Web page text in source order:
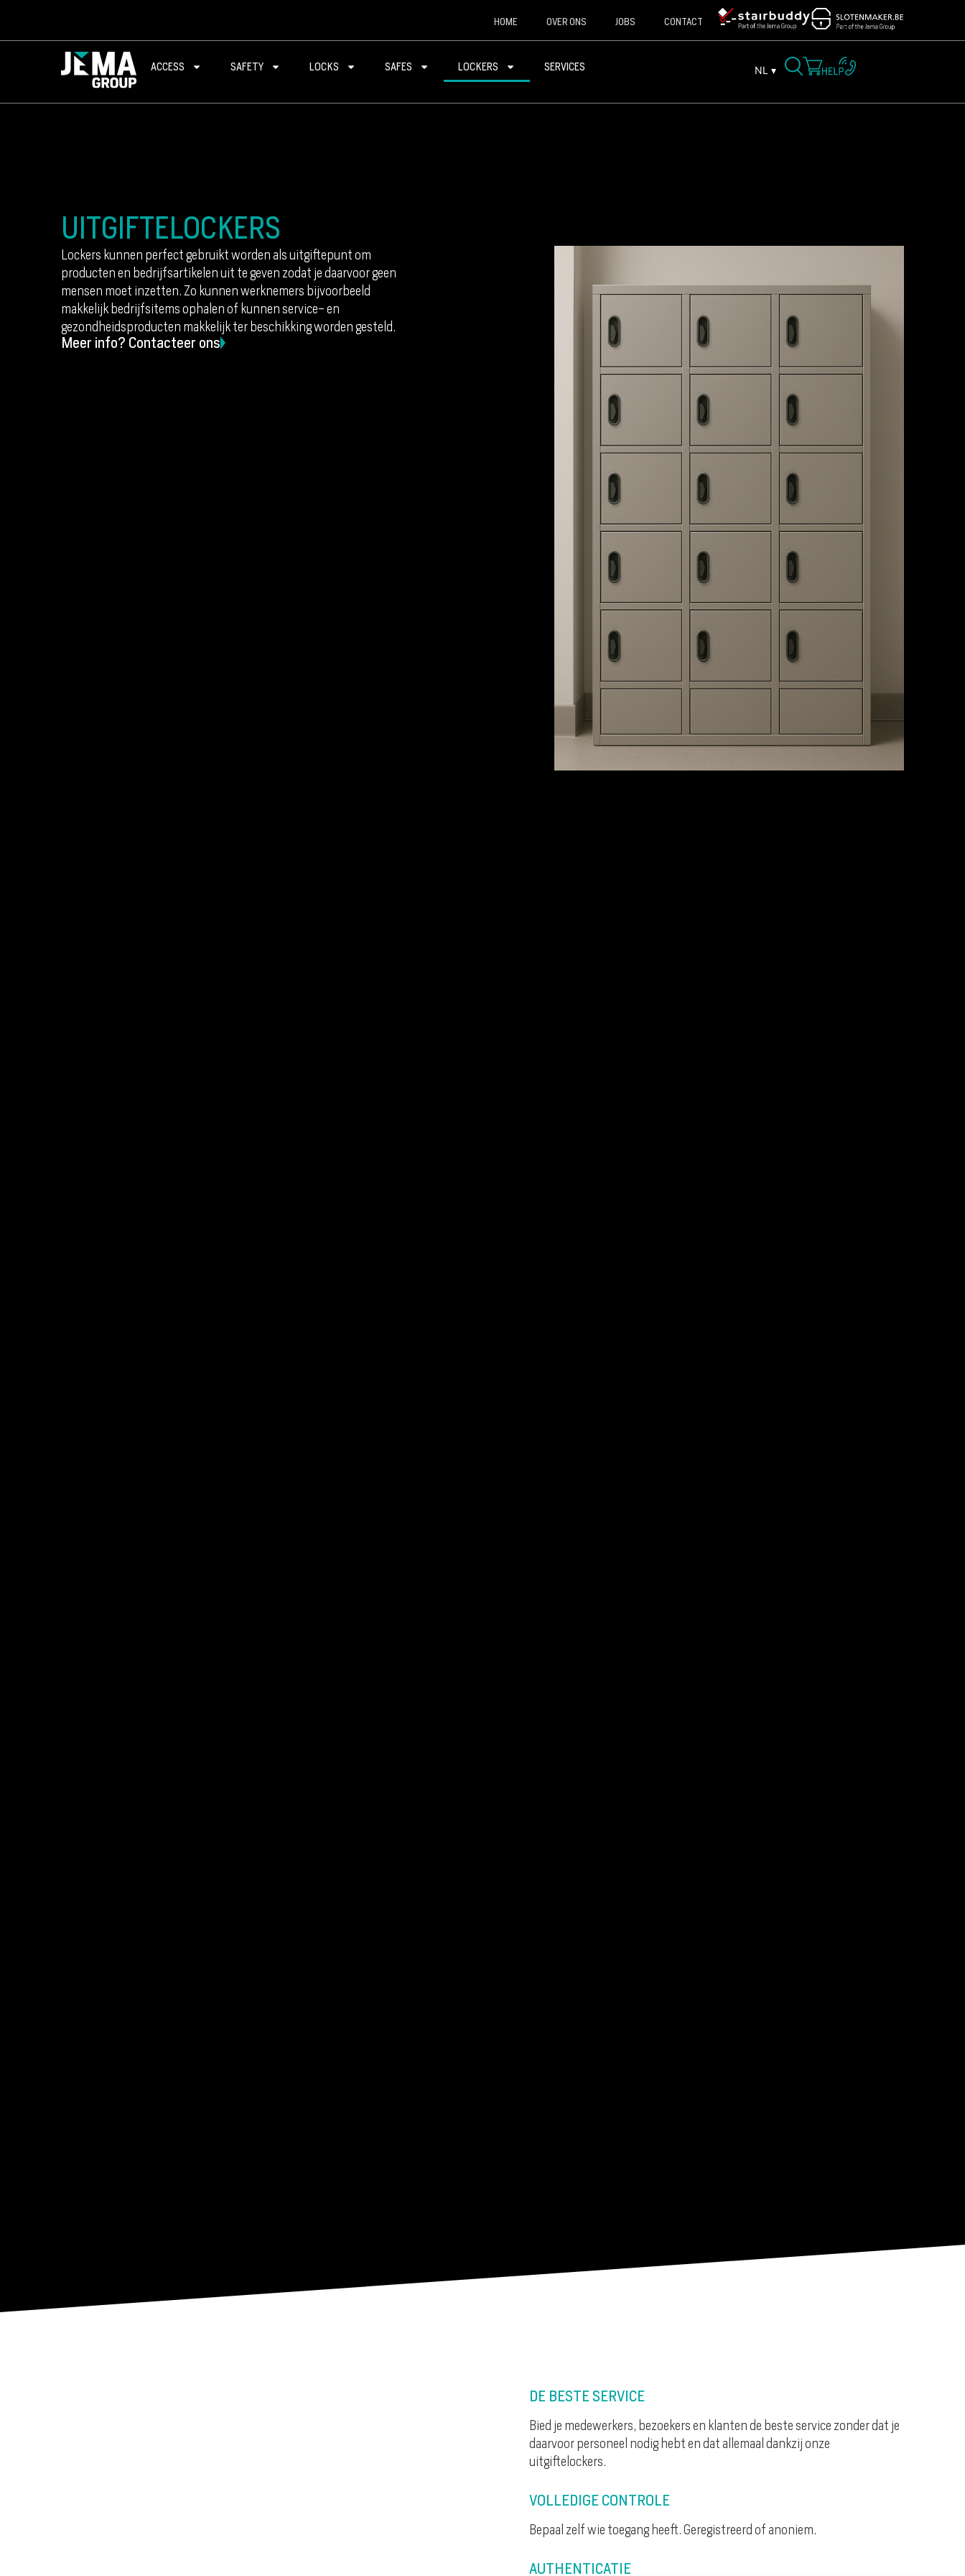
HOME OVER ONS JOBS CONTACT
ACCESS SAFETY LOCKS SAFES LOCKERS SERVICES NL ▾
UITGIFTELOCKERS
Lockers kunnen perfect gebruikt worden als uitgiftepunt om
producten en bedrijfsartikelen uit te geven zodat je daarvoor geen
mensen moet inzetten. Zo kunnen werknemers bijvoorbeeld
makkelijk bedrijfsitems ophalen of kunnen service- en
gezondheidsproducten makkelijk ter beschikking worden gesteld.
Meer info? Contacteer ons
DE BESTE SERVICE
Bied je medewerkers, bezoekers en klanten de beste service zonder dat je
daarvoor personeel nodig hebt en dat allemaal dankzij onze
uitgiftelockers.
VOLLEDIGE CONTROLE
Bepaal zelf wie toegang heeft. Geregistreerd of anoniem.
AUTHENTICATIE